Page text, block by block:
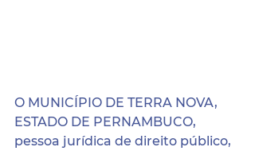
O MUNICÍPIO DE TERRA NOVA,
ESTADO DE PERNAMBUCO,
pessoa jurídica de direito público,